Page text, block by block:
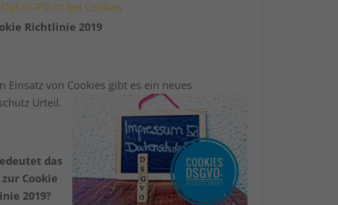
Opt-in-Pflicht bei Cookies
Richtlinie 2019
Einsatz von Cookies gibt es ein neues
Urteil.
das
Cookie
2019?